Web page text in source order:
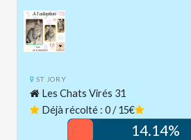
ST JORY
Les Chats Virés 31
Déjà récolté : 0 / 15€
14.14%